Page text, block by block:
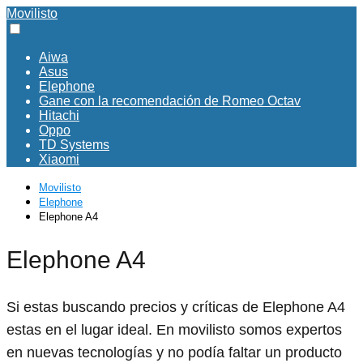
Movilisto
Aiwa
Asus
Elephone
Gane con la recomendación de Romeo Octav
Hitachi
Oppo
TD Systems
Xiaomi
Movilisto
Elephone
Elephone A4
Elephone A4
Si estas buscando precios y críticas de Elephone A4
estas en el lugar ideal. En movilisto somos expertos
en nuevas tecnologías y no podía faltar un producto